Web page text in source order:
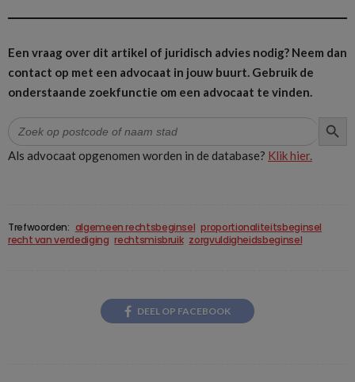
Een vraag over dit artikel of juridisch advies nodig? Neem dan
contact op met een advocaat in jouw buurt. Gebruik de
onderstaande zoekfunctie om een advocaat te vinden.
Zoek
naar:
Als advocaat opgenomen worden in de database? Klik hier.
Trefwoorden: algemeen rechtsbeginsel proportionaliteitsbeginsel
recht van verdediging rechtsmisbruik zorgvuldigheidsbeginsel
DEEL OP FACEBOOK